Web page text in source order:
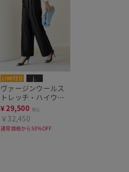
LIMITED j.
ヴァージンウールス
トレッチ・ハイウエ
ストワイドパンツ
¥29,500 税込
￥32,450
通常価格から50%OFF